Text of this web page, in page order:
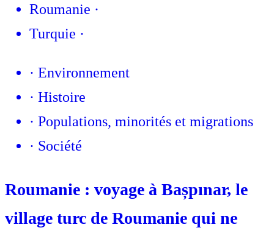
Roumanie ·
Turquie ·
· Environnement
· Histoire
· Populations, minorités et migrations
· Société
Roumanie : voyage à Bașpınar, le
village turc de Roumanie qui ne